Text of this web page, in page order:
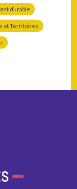
durable
et Territoires